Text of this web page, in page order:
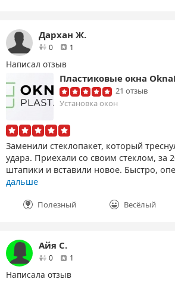
Дархан Ж.
0друзей1
Написал отзыв
Пластиковые окна
21 отзыв
Установка окон
Заменили стеклопакет, который
удара. Приехали со своим стеклом, за
штапики и вставили новое. Быстро,
дальше
Полезный Весёлый
Айя С.
0друзей1
Написала отзыв